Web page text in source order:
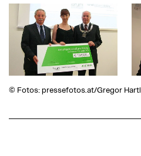
© Fotos: pressefotos.at/Gregor Hartl